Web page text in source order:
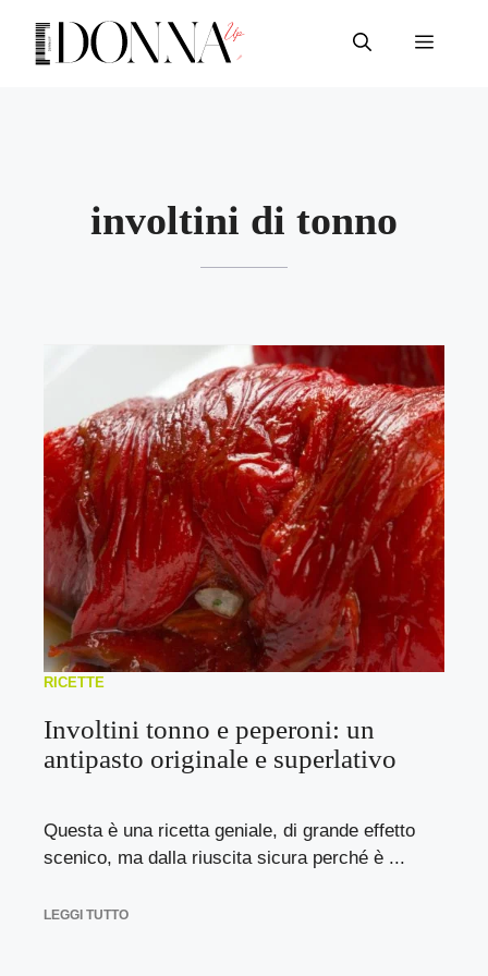
contenuto
Menu
involtini di tonno
RICETTE
Involtini tonno e peperoni: un
antipasto originale e superlativo
Questa è una ricetta geniale, di grande effetto
scenico, ma dalla riuscita sicura perché è ...
LEGGI TUTTO